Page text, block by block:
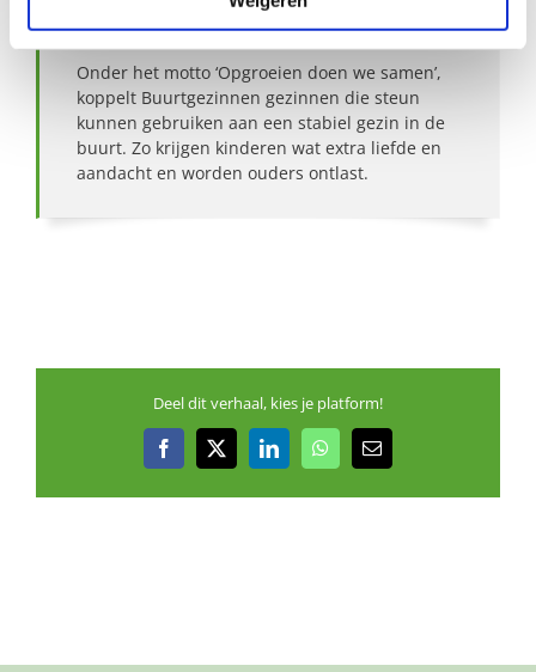
Over Buurtgezinnen
Onder het motto ‘Opgroeien doen we samen’,
koppelt Buurtgezinnen gezinnen die steun
kunnen gebruiken aan een stabiel gezin in de
buurt. Zo krijgen kinderen wat extra liefde en
aandacht en worden ouders ontlast.
Deel dit verhaal, kies je platform!
Facebook
X LinkedInWhatsApp
E-